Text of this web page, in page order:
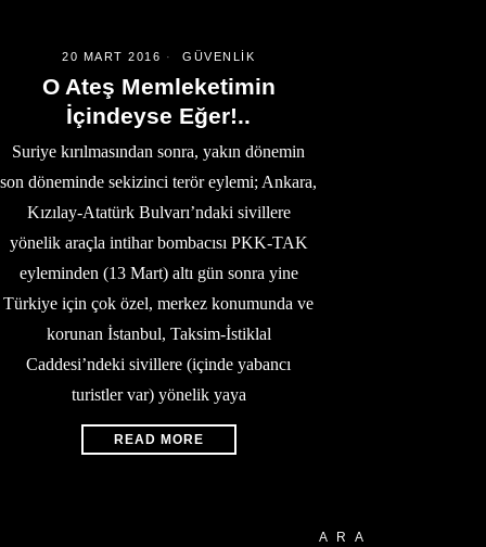
20 MART 2016 GÜVENLIK
O Ateş Memleketimin
İçindeyse Eğer!..
Suriye kırılmasından sonra, yakın dönemin
son döneminde sekizinci terör eylemi; Ankara,
Kızılay-Atatürk Bulvarı’ndaki sivillere
yönelik araçla intihar bombacısı PKK-TAK
eyleminden (13 Mart) altı gün sonra yine
Türkiye için çok özel, merkez konumunda ve
korunan İstanbul, Taksim-İstiklal
Caddesi’ndeki sivillere (içinde yabancı
turistler var) yönelik yaya
READ MORE
ARA